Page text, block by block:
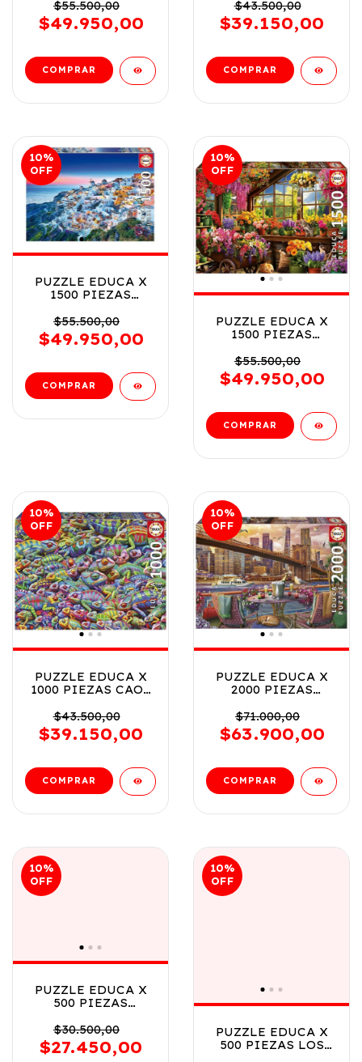
ARBOL DEL LEON
COD 20571
$55.500,00
$49.950,00
ADAM COD 20579
$43.500,00
$39.150,00
10%
OFF
PUZZLE EDUCA X
1500 PIEZAS
GRECIA COD 19040
$55.500,00
$49.950,00
10%
OFF
PUZZLE EDUCA X
1500 PIEZAS
JARDINERIA COD
20567
$55.500,00
$49.950,00
10%
OFF
PUZZLE EDUCA X
1000 PIEZAS CAOS
COD 20582
$43.500,00
$39.150,00
10%
OFF
PUZZLE EDUCA X
2000 PIEZAS
NUEVA YORK COD
20575
$71.000,00
$63.900,00
10%
OFF
PUZZLE EDUCA X
500 PIEZAS
COLIBRIES COD
20549
$30.500,00
$27.450,00
10%
OFF
PUZZLE EDUCA X
500 PIEZAS LOS